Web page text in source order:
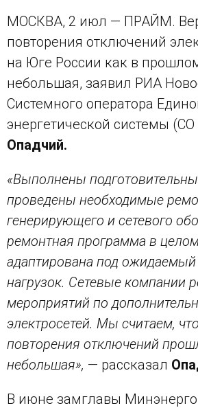
МОСКВА, 2 июл — ПРАЙМ.
повторения отключений
на Юге России как в
небольшая, заявил РИА
Системного оператора
энергетической системы
Опадчий.
«Выполнены
проведены необходимые
генерирующего и сетевого
ремонтная программа в
адаптирована под
нагрузок. Сетевые компании
мероприятий по
электросетей. Мы считаем,
повторения отключений
небольшая», — рассказал
В июне замглавы